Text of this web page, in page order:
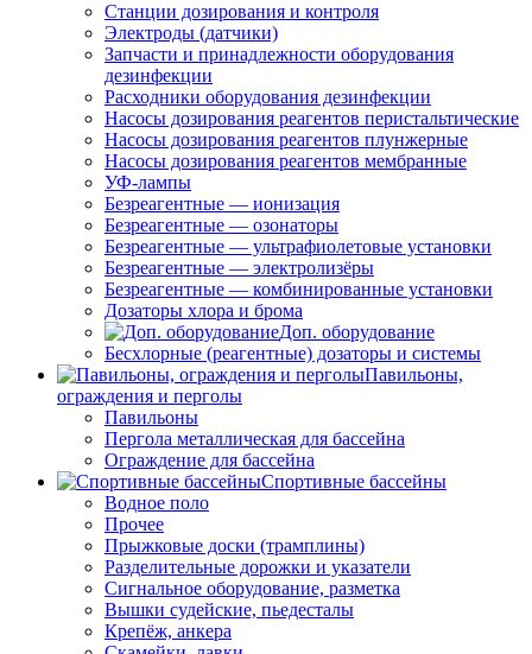
Станции дозирования и контроля
Электроды (датчики)
Запчасти и принадлежности оборудования
дезинфекции
Расходники оборудования дезинфекции
Насосы дозирования реагентов перистальтические
Насосы дозирования реагентов плунжерные
Насосы дозирования реагентов мембранные
УФ-лампы
Безреагентные — ионизация
Безреагентные — озонаторы
Безреагентные — ультрафиолетовые установки
Безреагентные — электролизёры
Безреагентные — комбинированные установки
Дозаторы хлора и брома
Доп. оборудование
Бесхлорные (реагентные) дозаторы и системы
Павильоны,
ограждения и перголы
Павильоны
Пергола металлическая для бассейна
Ограждение для бассейна
Спортивные бассейны
Водное поло
Прочее
Прыжковые доски (трамплины)
Разделительные дорожки и указатели
Cигнальное оборудование, разметка
Вышки судейские, пьедесталы
Крепёж, анкера